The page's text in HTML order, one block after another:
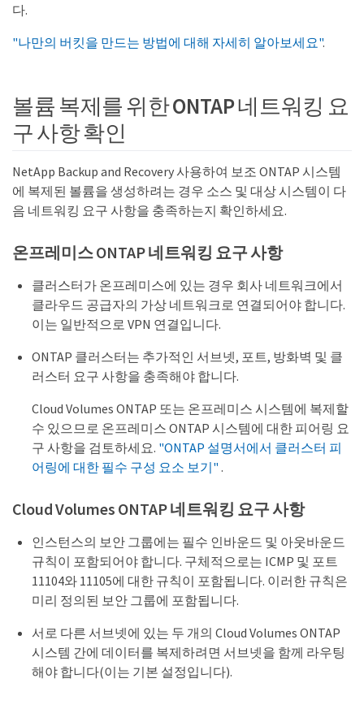
다.
"나만의 버킷을 만드는 방법에 대해 자세히 알아보세요".
볼륨 복제를 위한 ONTAP 네트워킹 요
구 사항 확인
NetApp Backup and Recovery 사용하여 보조 ONTAP 시스템
에 복제된 볼륨을 생성하려는 경우 소스 및 대상 시스템이 다
음 네트워킹 요구 사항을 충족하는지 확인하세요.
온프레미스 ONTAP 네트워킹 요구 사항
클러스터가 온프레미스에 있는 경우 회사 네트워크에서
클라우드 공급자의 가상 네트워크로 연결되어야 합니다.
이는 일반적으로 VPN 연결입니다.
ONTAP 클러스터는 추가적인 서브넷, 포트, 방화벽 및 클
러스터 요구 사항을 충족해야 합니다.
Cloud Volumes ONTAP 또는 온프레미스 시스템에 복제할
수 있으므로 온프레미스 ONTAP 시스템에 대한 피어링 요
구 사항을 검토하세요. "ONTAP 설명서에서 클러스터 피
어링에 대한 필수 구성 요소 보기" .
Cloud Volumes ONTAP 네트워킹 요구 사항
인스턴스의 보안 그룹에는 필수 인바운드 및 아웃바운드
규칙이 포함되어야 합니다. 구체적으로는 ICMP 및 포트
11104와 11105에 대한 규칙이 포함됩니다. 이러한 규칙은
미리 정의된 보안 그룹에 포함됩니다.
서로 다른 서브넷에 있는 두 개의 Cloud Volumes ONTAP
시스템 간에 데이터를 복제하려면 서브넷을 함께 라우팅
해야 합니다(이는 기본 설정입니다).